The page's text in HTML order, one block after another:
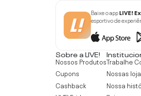
Baixe o appLIVE!
esportivo de
Sobre a LIVE!
Nossos Produtos
Cupons
Cashback
Trabalhe
Nossas
Nossa